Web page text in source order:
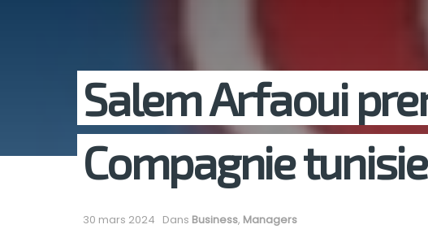
Salem Arfaoui
Compagnie
30 mars 2024 Dans Business, Managers